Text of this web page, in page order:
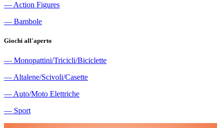
― Action Figures
― Bambole
Giochi all'aperto
― Monopattini/Tricicli/Biciclette
― Altalene/Scivoli/Casette
― Auto/Moto Elettriche
― Sport